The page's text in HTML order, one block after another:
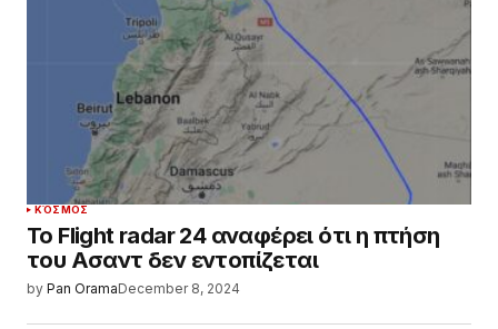
ΚΌΣΜΟΣ
Το Flight radar 24 αναφέρει ότι η πτήση
του Ασαντ δεν εντοπίζεται
by Pan OramaDecember 8, 2024